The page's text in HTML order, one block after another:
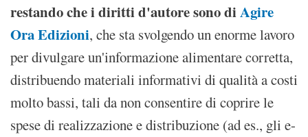
restando che i diritti d'autore sono diAgire
Ora Edizioni, che sta svolgendo un enorme lavoro
per divulgare un'informazione alimentare corretta,
distribuendo materiali informativi di qualità a costi
molto bassi, tali da non consentire di coprire le
spese di realizzazione e distribuzione (ad es., gli e-